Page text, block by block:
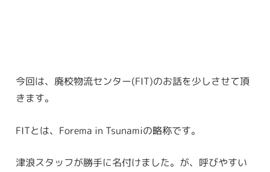
今回は、廃校物流センター(FIT)のお話を少しさせて頂
きます。
FITとは、Forema in Tsunamiの略称です。
津浪スタッフが勝手に名付けました。が、呼びやすい